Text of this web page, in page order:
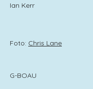
Ian Kerr
Foto: Chris Lane
G-BOAU